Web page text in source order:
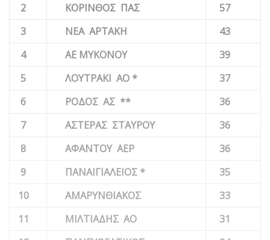
2
ΚΟΡΙΝΘΟΣ ΠΑΣ
57
3
ΝΕΑ ΑΡΤΑΚΗ
43
4
ΑΕ ΜΥΚΟΝΟΥ
39
5
ΛΟΥΤΡΑΚΙ ΑΟ *
37
6
ΡΟΔΟΣ ΑΣ **
36
7
ΑΣΤΕΡΑΣ ΣΤΑΥΡΟΥ
36
8
ΑΦΑΝΤΟΥ ΑΕΡ
36
9
ΠΑΝΑΙΓΙΑΛΕΙΟΣ *
35
10
ΑΜΑΡΥΝΘΙΑΚΟΣ
33
11
ΜΙΛΤΙΑΔΗΣ ΑΟ
31